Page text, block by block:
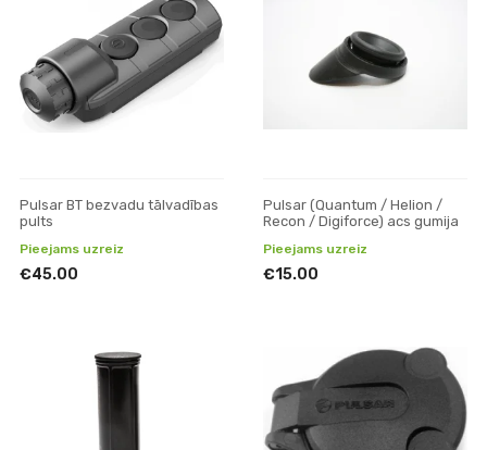
Pulsar BT bezvadu tālvadības
pults
Pieejams uzreiz
€45.00
Pulsar (Quantum / Helion /
Recon / Digiforce) acs gumija
Pieejams uzreiz
€15.00